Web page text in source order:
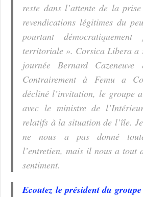
reste dans l’attente de la
revendications légitimes du
pourtant démocratiquement
territoriale ». Corsica Libera a
journée Bernard
Contrairement à Femu a
décliné l’invitation, le groupe
avec le ministre de
relatifs à la situation de l’île.
ne nous a pas donné
l’entretien, mais il nous a tout
sentiment.
Ecoutez le président du